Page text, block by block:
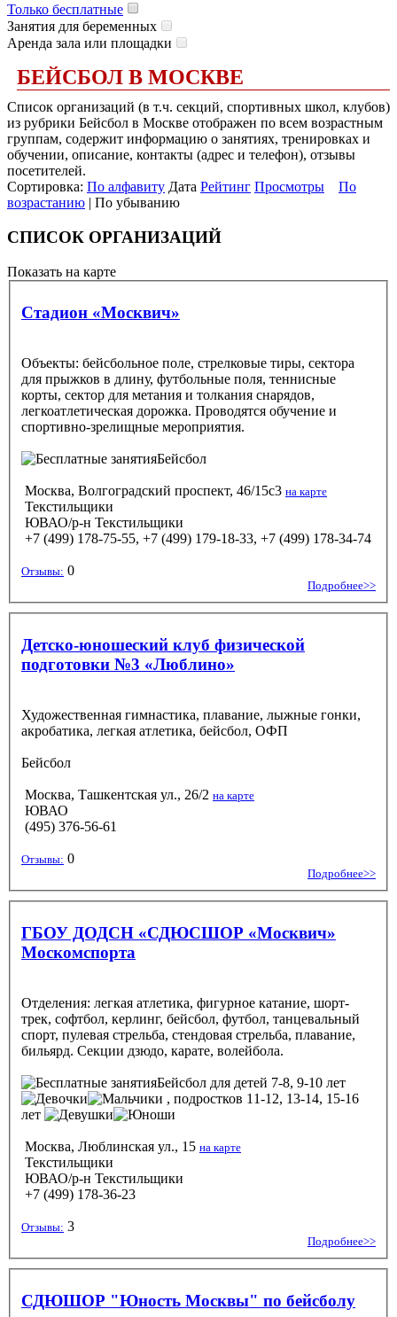
Только бесплатные
Занятия для беременных
Аренда зала или площадки
БЕЙСБОЛ В МОСКВЕ
Список организаций (в т.ч. секций, спортивных школ, клубов)
из рубрики Бейсбол в Москве отображен по всем возрастным
группам, содержит информацию о занятиях, тренировках и
обучении, описание, контакты (адрес и телефон), отзывы
посетителей.
Сортировка: По алфавиту Дата Рейтинг Просмотры
По
возрастанию | По убыванию
СПИСОК ОРГАНИЗАЦИЙ
Показать на карте
Стадион «Москвич»
Объекты: бейсбольное поле, стрелковые тиры, сектора
для прыжков в длину, футбольные поля, теннисные
корты, сектор для метания и толкания снарядов,
легкоатлетическая дорожка. Проводятся обучение и
спортивно-зрелищные мероприятия.
Бейсбол
Москва, Волгоградский проспект, 46/15с3 на карте
Текстильщики
ЮВАО/р-н Текстильщики
+7 (499) 178-75-55, +7 (499) 179-18-33, +7 (499) 178-34-74
Отзывы: 0
Подробнее>>
Детско-юношеский клуб физической
подготовки №3 «Люблино»
Художественная гимнастика, плавание, лыжные гонки,
акробатика, легкая атлетика, бейсбол, ОФП
Бейсбол
Москва, Ташкентская ул., 26/2 на карте
ЮВАО
(495) 376-56-61
Отзывы: 0
Подробнее>>
ГБОУ ДОДСН «СДЮСШОР «Москвич»
Москомспорта
Отделения: легкая атлетика, фигурное катание, шорт-
трек, софтбол, керлинг, бейсбол, футбол, танцевальный
спорт, пулевая стрельба, стендовая стрельба, плавание,
бильярд. Секции дзюдо, карате, волейбола.
Бейсбол для детей 7-8, 9-10 лет
, подростков 11-12, 13-14, 15-16
лет
Москва, Люблинская ул., 15 на карте
Текстильщики
ЮВАО/р-н Текстильщики
+7 (499) 178-36-23
Отзывы: 3
Подробнее>>
СДЮШОР "Юность Москвы" по бейсболу